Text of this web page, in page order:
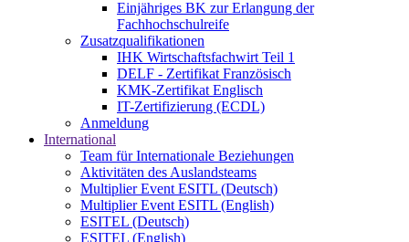
Einjähriges BK zur Erlangung der
Fachhochschulreife
Zusatzqualifikationen
IHK Wirtschaftsfachwirt Teil 1
DELF - Zertifikat Französisch
KMK-Zertifikat Englisch
IT-Zertifizierung (ECDL)
Anmeldung
International
Team für Internationale Beziehungen
Aktivitäten des Auslandsteams
Multiplier Event ESITL (Deutsch)
Multiplier Event ESITL (English)
ESITEL (Deutsch)
ESITEL (English)